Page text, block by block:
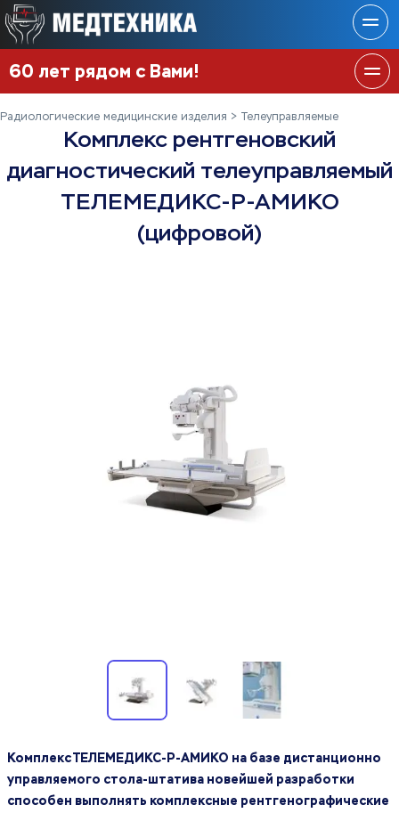
60 лет рядом с Вами!
Радиологические медицинские изделия Телеуправляемые
Комплекс рентгеновский
диагностический телеуправляемый
ТЕЛЕМЕДИКС‑Р‑АМИКО
(цифровой)
Комплекс ТЕЛЕМЕДИКС‑Р‑АМИКО на базе дистанционно
управляемого стола-штатива новейшей разработки
способен выполнять комплексные рентгенографические